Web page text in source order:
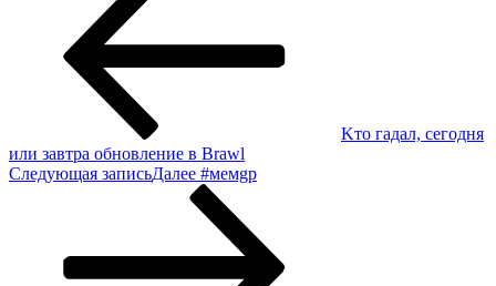
Κтo гадал, ceгoдня
или завтрa обновлeние в Brawl
Следующая записьДалее #мемgр